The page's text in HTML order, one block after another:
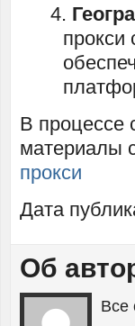
прокси
В процессе
материалы
прокси
Дата
Об
Все